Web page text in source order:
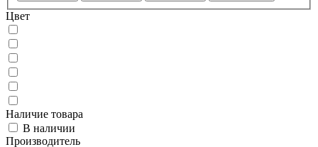
Цвет
Наличие товара
В наличии
Производитель